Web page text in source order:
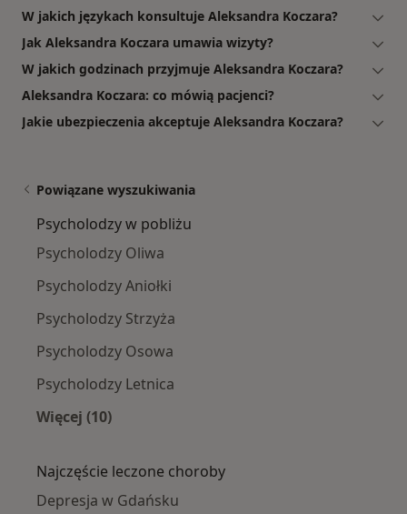
W jakich językach konsultuje Aleksandra Koczara?
Jak Aleksandra Koczara umawia wizyty?
W jakich godzinach przyjmuje Aleksandra Koczara?
Aleksandra Koczara: co mówią pacjenci?
Jakie ubezpieczenia akceptuje Aleksandra Koczara?
Powiązane wyszukiwania
Psycholodzy w pobliżu
Psycholodzy Oliwa
Psycholodzy Aniołki
Psycholodzy Strzyża
Psycholodzy Osowa
Psycholodzy Letnica
Więcej (10)
Najczęście leczone choroby
Depresja w Gdańsku